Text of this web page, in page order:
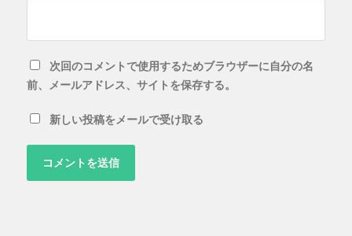
次回のコメントで使用するためブラウザーに自分の名
前、メールアドレス、サイトを保存する。
新しい投稿をメールで受け取る